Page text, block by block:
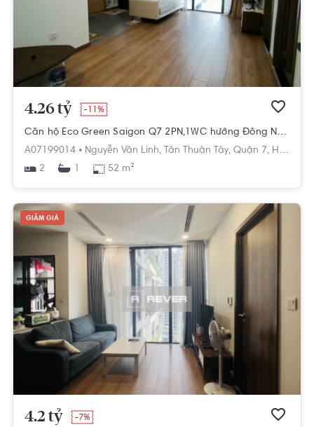
4.26 tỷ -11%
Căn hộ Eco Green Saigon Q7 2PN,1WC hướng Đông Nam giá tốt cập nhật mới nhất
A07199014 • Nguyễn Văn Linh, Tân Thuận Tây, Quận 7, Hồ Chí Minh
2
1 52 m²
GIẢM GIÁ
4.2 tỷ -7%